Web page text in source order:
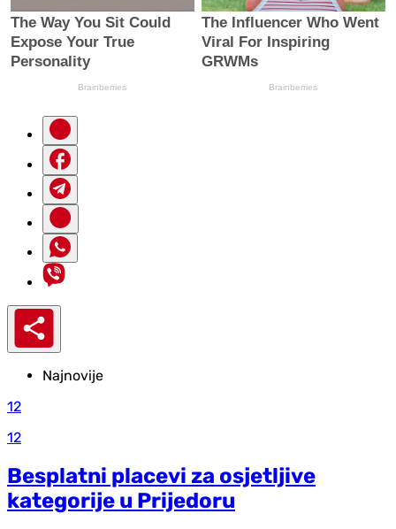
Najnovije
12
12
Besplatni placevi za osjetljive
kategorije u Prijedoru